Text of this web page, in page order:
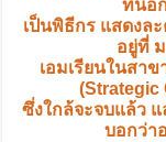
ที่นอ
เป็นพิธีกร แสดงล
อยู่ที่
เอมเรียนในสา
(Strategic
ซึ่งใกล้จะจบแล้ว
บอกว่า